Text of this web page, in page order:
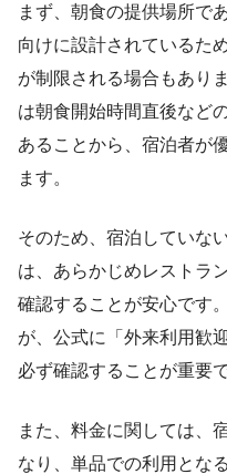
まず、朝食の提供場所で
向けに設計されているた
が制限される場合もあり
は朝食開始時間直後など
あることから、宿泊者が
ます。
そのため、宿泊していな
は、あらかじめレストラ
確認することが安心です
が、公式に「外来利用歓
必ず確認することが重要で
また、料金に関しては、
なり、単品での利用とな